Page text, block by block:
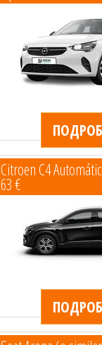
Citroen C4
63 €